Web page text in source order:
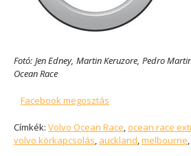
Fotó: Jen Edney, Martin Keruzore, Pedro
Ocean Race
Facebook megosztás
Címkék: Volvo Ocean Race, ocean race
volvo körkapcsolás, auckland,melbourne,